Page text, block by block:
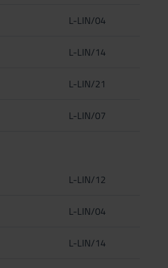
L-LIN/04
L-LIN/14
L-LIN/21
L-LIN/07
L-LIN/12
L-LIN/04
L-LIN/14